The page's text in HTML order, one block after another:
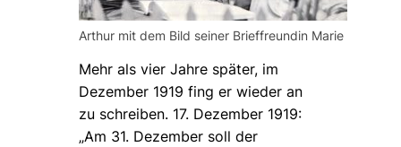
Arthur mit dem Bild seiner Brieffreundin Marie
Mehr als vier Jahre später, im
Dezember 1919 fing er wieder an
zu schreiben. 17. Dezember 1919:
„Am 31. Dezember soll der